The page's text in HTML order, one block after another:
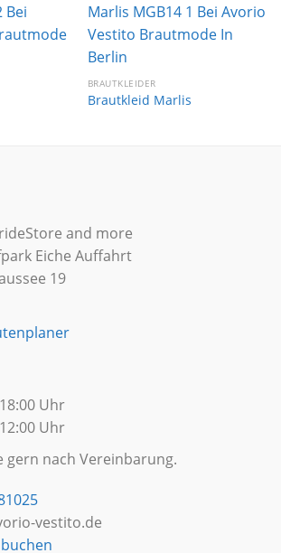
Wunschliste
Wunschliste
BRAUTKLEIDER
Brautkleid Marlis
and more
Eiche Auffahrt
19
Uhr
Uhr
gern nach Vereinbarung.
vestito.de